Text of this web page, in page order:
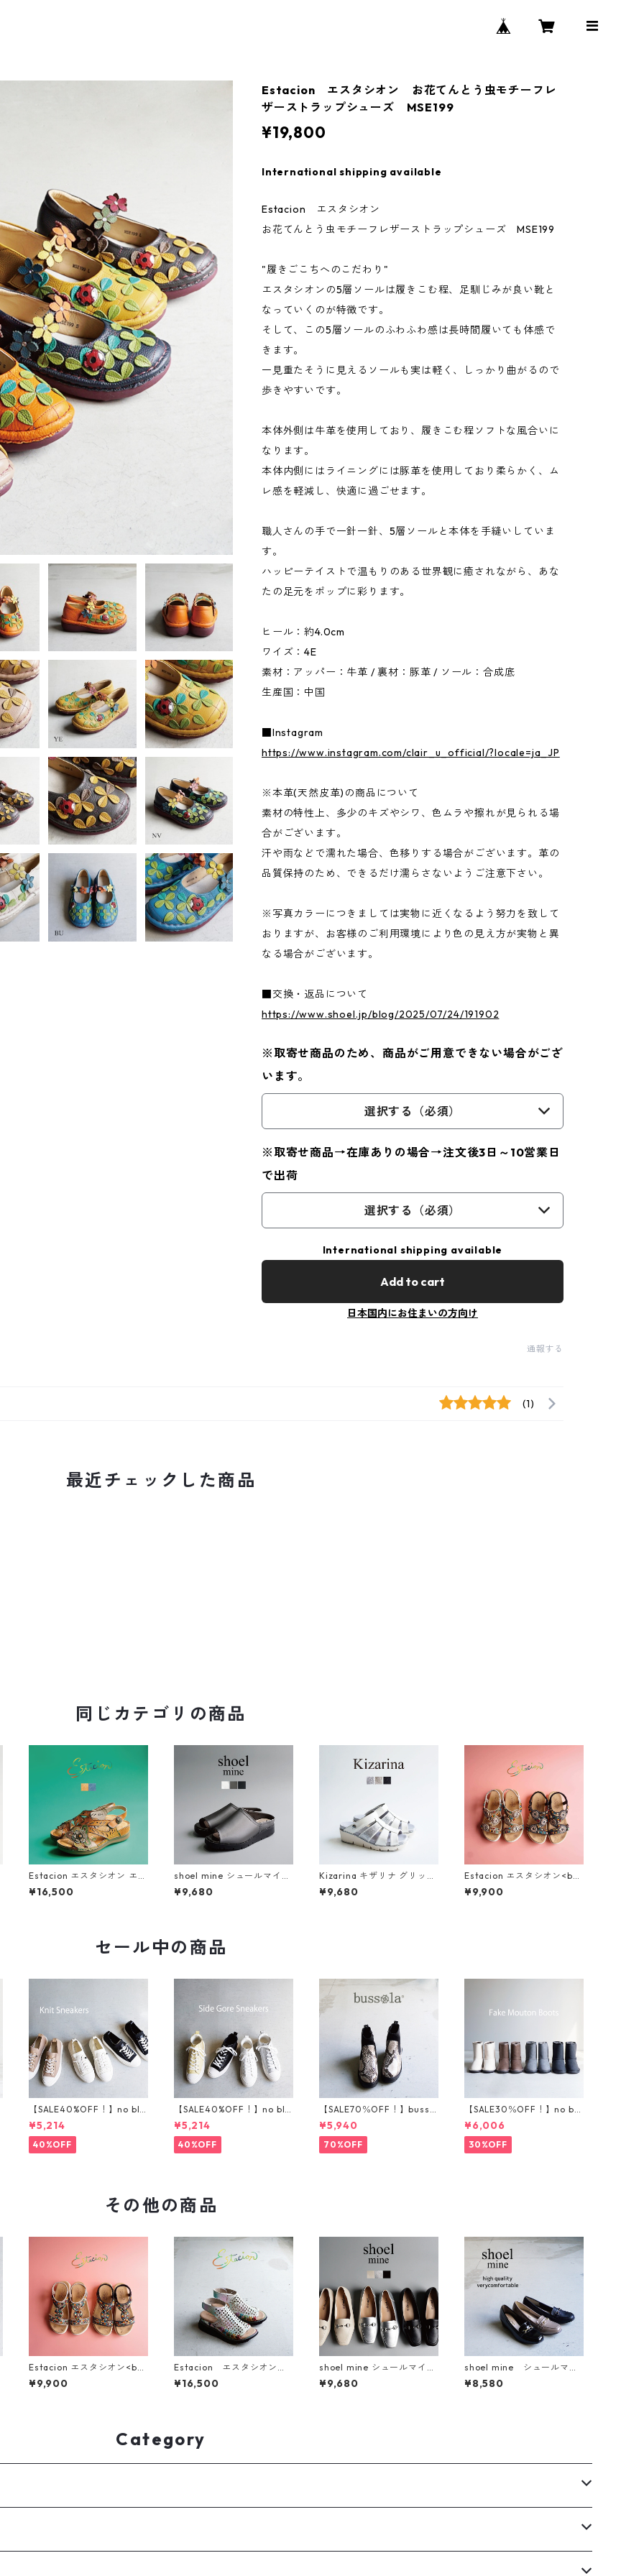
Estacion エスタシオン お花てんとう虫モチーフレ
ザーストラップシューズ MSE199
¥19,800
International shipping available
Estacion エスタシオン
お花てんとう虫モチーフレザーストラップシューズ MSE199
"履きごこちへのこだわり"
エスタシオンの5層ソールは履きこむ程、足馴じみが良い靴と
なっていくのが特徴です。
そして、この5層ソールのふわふわ感は長時間履いても体感で
きます。
一見重たそうに見えるソールも実は軽く、しっかり曲がるので
歩きやすいです。
本体外側は牛革を使用しており、履きこむ程ソフトな風合いに
なります。
本体内側にはライニングには豚革を使用しており柔らかく、ム
レ感を軽減し、快適に過ごせます。
職人さんの手で一針一針、5層ソールと本体を手縫いしていま
す。
ハッピーテイストで温もりのある世界観に癒されながら、あな
たの足元をポップに彩ります。
ヒール：約4.0cm
ワイズ：4E
素材：アッパー：牛革 / 裏材：豚革 / ソール：合成底
生産国：中国
■Instagram
https://www.instagram.com/clair_u_official/?locale=ja_JP
※本革(天然皮革)の商品について
素材の特性上、多少のキズやシワ、色ムラや擦れが見られる場
合がございます。
汗や雨などで濡れた場合、色移りする場合がございます。革の
品質保持のため、できるだけ濡らさないようご注意下さい。
※写真カラーにつきましては実物に近くなるよう努力を致して
おりますが、お客様のご利用環境により色の見え方が実物と異
なる場合がございます。
■交換・返品について
https://www.shoel.jp/blog/2025/07/24/191902
※取寄せ商品のため、商品がご用意できない場合がござ
います。
選択する（必須）
※取寄せ商品→在庫ありの場合→注文後3日～10営業日
で出荷
選択する（必須）
International shipping available
Add to cart
日本国内にお住まいの方向け
通報する
(1)
最近チェックした商品
同じカテゴリの商品
Estacion エスタシオン エス
ニック調フラワーカット本
革ストラップサンダル 2522
¥16,500
shoel mine シュールマイン
ビジューアシンメトリー厚
底ミュールサンダル SM7656
¥9,680
Kizarina キザリナ グリッタ
ーモチーフ2WAY厚底グルカ
サンダル KZ675
¥9,680
Estacion エスタシオン<br>
エスニック調サークルモチ
ーフカラフルビーズコンフ
¥9,900
セール中の商品
【SALE40%OFF！】no bla
nd ニットスニーカー T5
001
¥5,214
40%OFF
【SALE40%OFF！】no bla
nd サイドゴアハイカット
スニーカー T5002
¥5,214
40%OFF
【SALE70％OFF！】bussol
a ブソラ パイソン柄スト
レッチショートブーツ 935
540
¥5,940
70%OFF
【SALE30％OFF！】no bla
nd フェイクムートンブー
ツ 201-1
¥6,006
30%OFF
その他の商品
Estacion エスタシオン<br>
エスニック調カラフルビー
ズデザインコンフォートサ
¥9,900
Estacion エスタシオン
厚底サンダル F10-1
¥16,500
shoel mine シュールマイン
ビットモチーフスクエアト
ゥローファーパンプス 7457
¥9,680
shoel mine シュールマイ
ン ビットモチーフレイン
パンプス U18199
¥8,580
Category